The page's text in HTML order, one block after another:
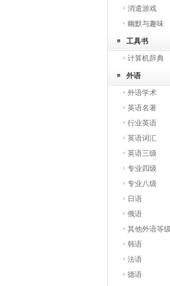
消遣游戏
幽默与趣味
工具书
计算机辞典
外语
外语学术
英语名著
行业英语
英语词汇
英语三级
专业四级
专业八级
日语
俄语
其他外语等级
韩语
法语
德语